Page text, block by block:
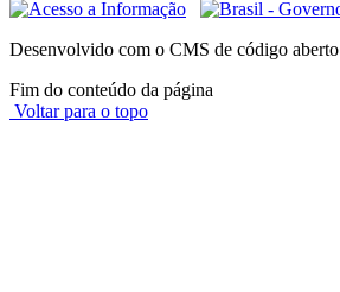
Desenvolvido com o CMS de código aberto
Fim do conteúdo da página
Voltar para o topo